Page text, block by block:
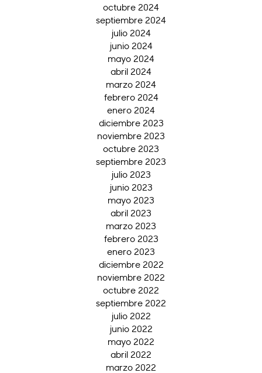
octubre 2024
septiembre 2024
julio 2024
junio 2024
mayo 2024
abril 2024
marzo 2024
febrero 2024
enero 2024
diciembre 2023
noviembre 2023
octubre 2023
septiembre 2023
julio 2023
junio 2023
mayo 2023
abril 2023
marzo 2023
febrero 2023
enero 2023
diciembre 2022
noviembre 2022
octubre 2022
septiembre 2022
julio 2022
junio 2022
mayo 2022
abril 2022
marzo 2022